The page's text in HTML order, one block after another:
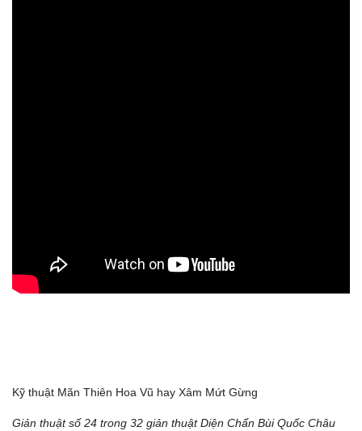
Kỹ thuật Mãn Thiên Hoa Vũ hay Xâm Mứt Gừng
Giản thuật số 24 trong 32 giản thuật Diện Chẩn Bùi Quốc Châu